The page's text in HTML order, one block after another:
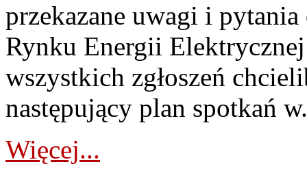
przekazane uwagi i
Rynku Energii
wszystkich zgłoszeń
następujący plan spotkań
Więcej...